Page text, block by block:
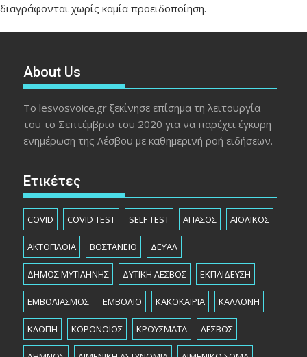
διαγράφονται χωρίς καμία προειδοποίηση.
About Us
Το lesvosvoice.gr ξεκίνησε επίσημα τη λειτουργία
του το Σεπτέμβριο του 2020 για να παρέχει έγκυρη
ενημέρωση της Λέσβου με καθημερινή ροή ειδήσεων.
Ετικέτες
COVID COVID TEST SELF TEST ΑΓΙΑΣΟΣ ΑΙΟΛΙΚΟΣ
ΑΚΤΟΠΛΟΙΑ ΒΟΣΤΑΝΕΙΟ ΔΕΥΑΛ
ΔΗΜΟΣ ΜΥΤΙΛΗΝΗΣ ΔΥΤΙΚΗ ΛΕΣΒΟΣ ΕΚΠΑΙΔΕΥΣΗ
ΕΜΒΟΛΙΑΣΜΟΣ ΕΜΒΟΛΙΟ ΚΑΚΟΚΑΙΡΙΑ ΚΑΛΛΟΝΗ
ΚΛΟΠΗ ΚΟΡΟΝΟΙΟΣ ΚΡΟΥΣΜΑΤΑ ΛΕΣΒΟΣ